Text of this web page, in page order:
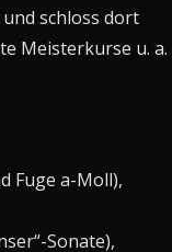
schloss dort
Meisterkurse u. a.
Fuge a-Moll),
Sonate),